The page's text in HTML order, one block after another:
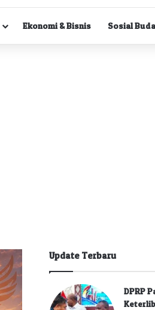
Ekonomi & Bisnis Sosial
Update Terbaru
DPRP